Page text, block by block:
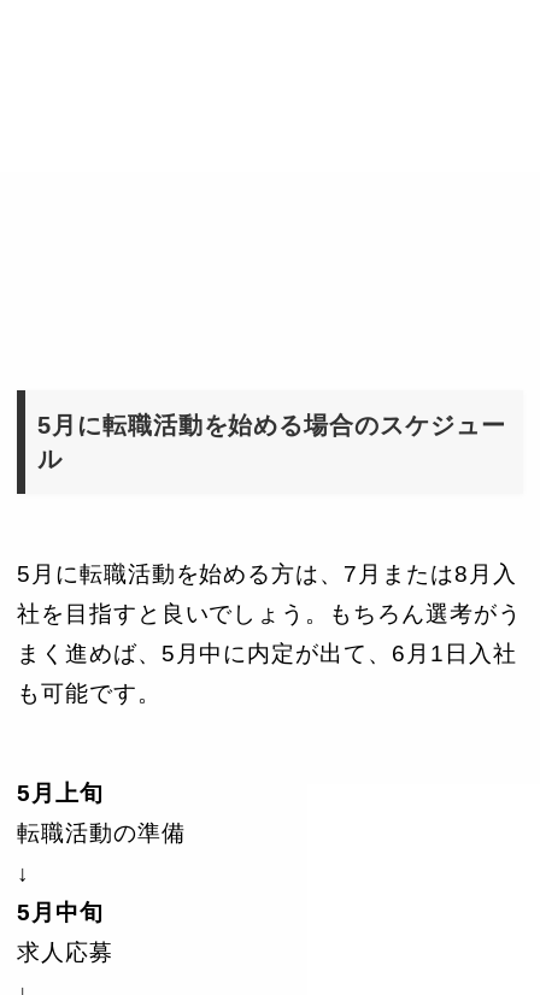
5月に転職活動を始める場合のスケジュー
ル
5月に転職活動を始める方は、7月または8月入
社を目指すと良いでしょう。もちろん選考がう
まく進めば、5月中に内定が出て、6月1日入社
も可能です。
5月上旬
転職活動の準備
↓
5月中旬
求人応募